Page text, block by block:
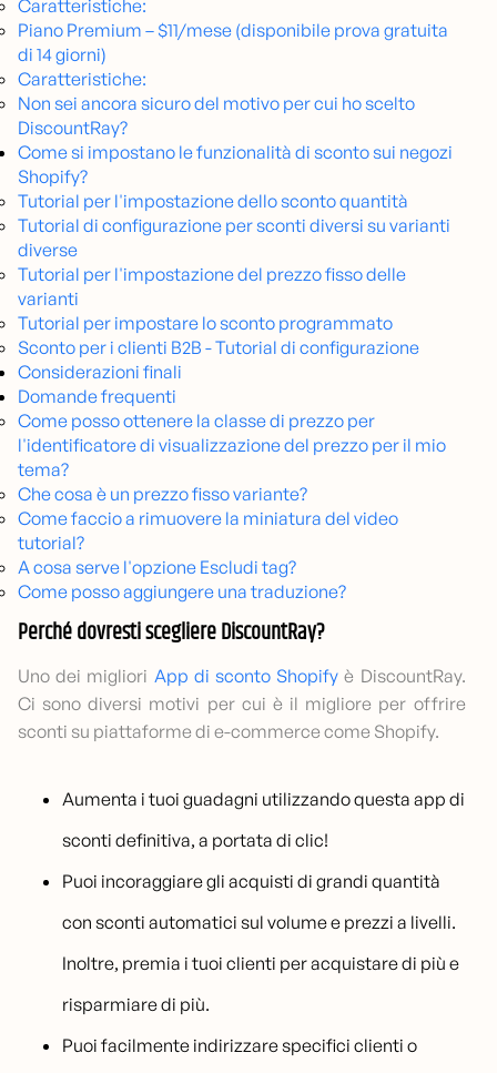
Caratteristiche:
Piano Premium – $11/mese (disponibile prova gratuita
di 14 giorni)
Caratteristiche:
Non sei ancora sicuro del motivo per cui ho scelto
DiscountRay?
Come si impostano le funzionalità di sconto sui negozi
Shopify?
Tutorial per l'impostazione dello sconto quantità
Tutorial di configurazione per sconti diversi su varianti
diverse
Tutorial per l'impostazione del prezzo fisso delle
varianti
Tutorial per impostare lo sconto programmato
Sconto per i clienti B2B - Tutorial di configurazione
Considerazioni finali
Domande frequenti
Come posso ottenere la classe di prezzo per
l'identificatore di visualizzazione del prezzo per il mio
tema?
Che cosa è un prezzo fisso variante?
Come faccio a rimuovere la miniatura del video
tutorial?
A cosa serve l'opzione Escludi tag?
Come posso aggiungere una traduzione?
Perché dovresti scegliere DiscountRay?
Uno dei migliori App di sconto Shopify è DiscountRay.
Ci sono diversi motivi per cui è il migliore per offrire
sconti su piattaforme di e-commerce come Shopify.
Aumenta i tuoi guadagni utilizzando questa app di
sconti definitiva, a portata di clic!
Puoi incoraggiare gli acquisti di grandi quantità
con sconti automatici sul volume e prezzi a livelli.
Inoltre, premia i tuoi clienti per acquistare di più e
risparmiare di più.
Puoi facilmente indirizzare specifici clienti o